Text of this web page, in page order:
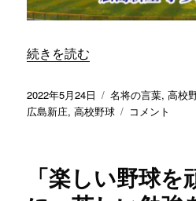
／
尾
崎
督
に
習
と
し
っ
て
“「できることを本気になっ
続きを読む
投
稿
2022年5月24日
カ
テ
名将の言葉,高校
広島新庄,高校野球
「で
と
を
コメント
「楽しい野球